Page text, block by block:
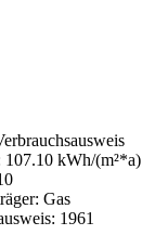
107.10 kWh/(m²*a)
Gas
1961